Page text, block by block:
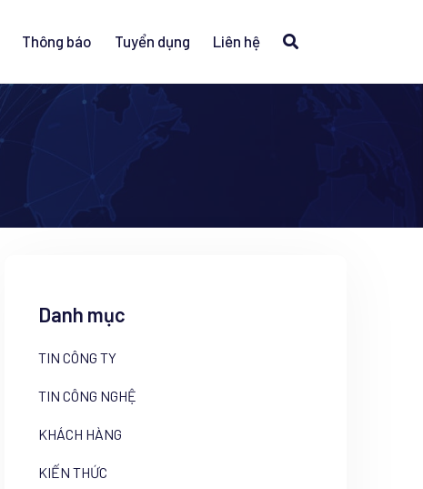
Thông báo Tuyển dụng Liên hệ
Danh mục
TIN CÔNG TY
TIN CÔNG NGHỆ
KHÁCH HÀNG
KIẾN THỨC